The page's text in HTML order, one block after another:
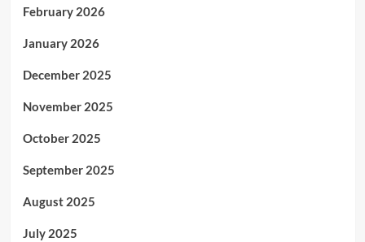
February 2026
January 2026
December 2025
November 2025
October 2025
September 2025
August 2025
July 2025